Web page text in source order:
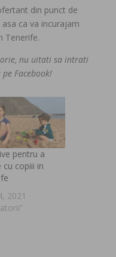
din punct de
ca va incurajam
Tenerife.
nu uitati sa intrati
Facebook!
pentru a
cu copiii in
2021